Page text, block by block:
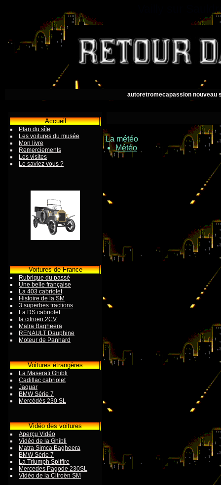
Vailly sur
autoretromecapassion nouveau
Accueil
Plan du sîte
Les voitures du musée
Mon livre
Remerciements
Les visites
Le saviez vous ?
Voitures de France
Rubrique du passé
Une belle française
La 403 cabriolet
Histoire de la SM
3 superbes tractions
La DS cabriolet
la citroen 2CV
Matra Bagheera
RENAULT Dauphine
Moteur de Panhard
Voitures étrangères
La Maserati Ghibli
Cadillac cabriolet
Jaquar
BMW Série 7
Mercédès 230 SL
Vidéo des voitures
Aperçu Vidéo
Vidéo de la Ghibli
Matra Simca Bagheera
BMW Série 7
La Triumph Spitfire
Mercedes Pagode 230SL
Vidéo de la Citroën SM
La météo
Météo